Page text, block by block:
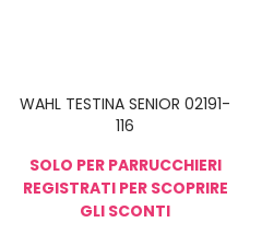
WAHL TESTINA SENIOR 02191-
116
SOLO PER PARRUCCHIERI
REGISTRATI PER SCOPRIRE
GLI SCONTI